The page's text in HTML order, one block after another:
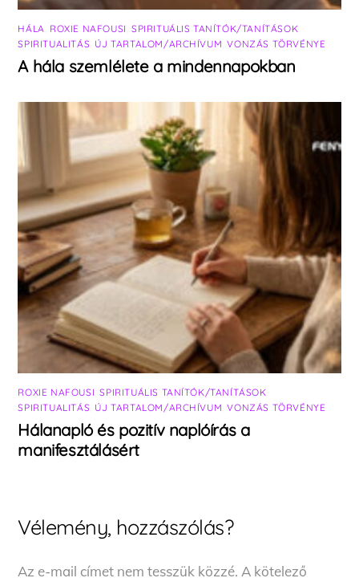
HÁLA ROXIE NAFOUSI SPIRITUÁLIS TANÍTÓK/TANÍTÁSOK
SPIRITUALITÁS ÚJ TARTALOM/ARCHÍVUM ,VONZÁS TÖRVÉNYE
A hála szemlélete a mindennapokban
ROXIE NAFOUSI ,SPIRITUÁLIS TANÍTÓK/TANÍTÁSOK
SPIRITUALITÁS ÚJ TARTALOM/ARCHÍVUM ,VONZÁS TÖRVÉNYE
Hálanapló és pozitív naplóírás a
manifesztálásért
Vélemény, hozzászólás?
Az e-mail címet nem tesszük közzé. A kötelező